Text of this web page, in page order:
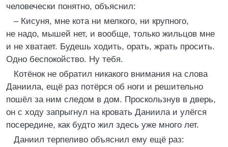
человечески понятно, объяснил:
– Кисуня, мне кота ни мелкого, ни крупного,
не надо, мышей нет, и вообще, только жильцов мне
и не хватает. Будешь ходить, орать, жрать просить.
Одно беспокойство. Ну тебя.
Котёнок не обратил никакого внимания на слова
Даниила, ещё раз потёрся об ноги и решительно
пошёл за ним следом в дом. Проскользнув в дверь,
он с ходу запрыгнул на кровать Даниила и улёгся
посередине, как будто жил здесь уже много лет.
Даниил терпеливо объяснил ему ещё раз: